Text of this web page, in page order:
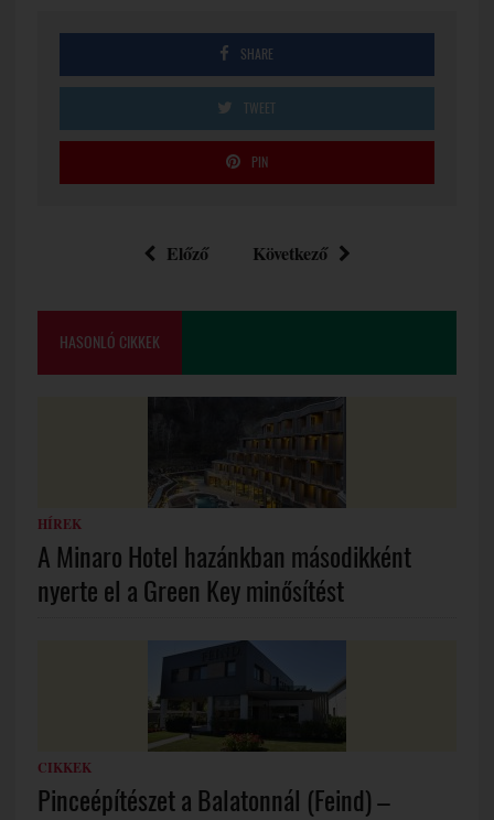
SHARE
TWEET
PIN
Előző Következő
HASONLÓ CIKKEK
HÍREK
A Minaro Hotel hazánkban másodikként
nyerte el a Green Key minősítést
CIKKEK
Pinceépítészet a Balatonnál (Feind) –